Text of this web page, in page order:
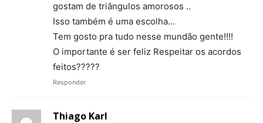
gostam de triângulos amorosos ..
Isso também é uma escolha…
Tem gosto pra tudo nesse mundão gente!!!!
O importante é ser feliz Respeitar os acordos
feitos?????
Responder
Thiago Karl